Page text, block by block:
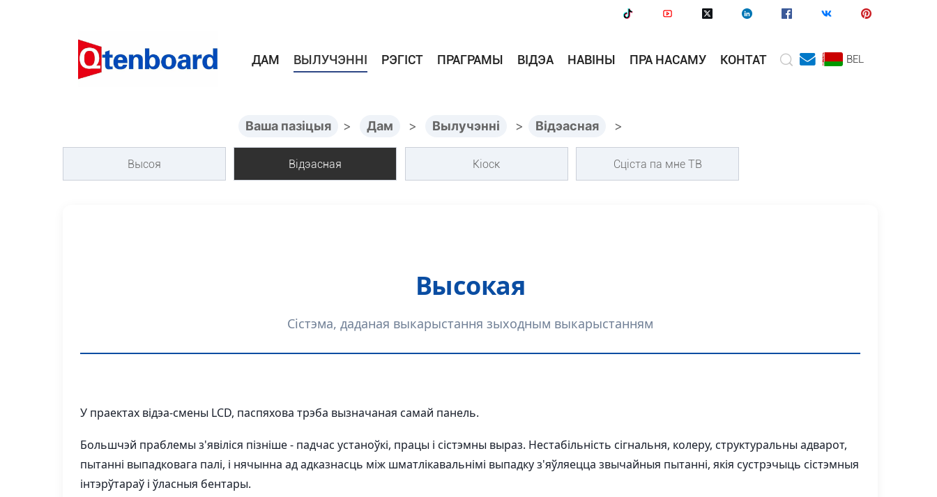
ДАМ ВЫЛУЧЭННІ РЭГІСТ ПРАГРАМЫ ВІДЭА НАВІНЫ ПРА НАСАМУ КОНТАТ BEL
Ваша пазіцыя > Дам > Вылучэнні > Відэасная >
Высоя Відэасная Кіоск Сціста па мне ТВ
Высокая
Сістэма, даданая выкарыстання зыходным выкарыстанням
У праектах відэа-смены LCD, паспяхова трэба вызначаная самай панель.
Большчэй праблемы з'явіліся пізніше - падчас устаноўкі, працы і сістэмны выраз. Нестабільність сігнальня, колеру, структуральны адварот,
пытанні выпадковага палі, і нячынна ад адказнасць між шматлікавальнімі выпадку з'яўляецца звычайныя пытанні, якія сустрэчыць сістэмныя
інтэрўтараў і ўласныя бентары.